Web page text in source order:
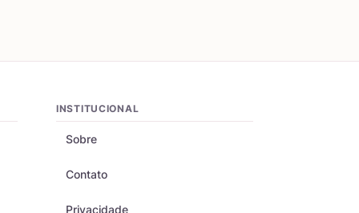
INSTITUCIONAL
Sobre
Contato
Privacidade